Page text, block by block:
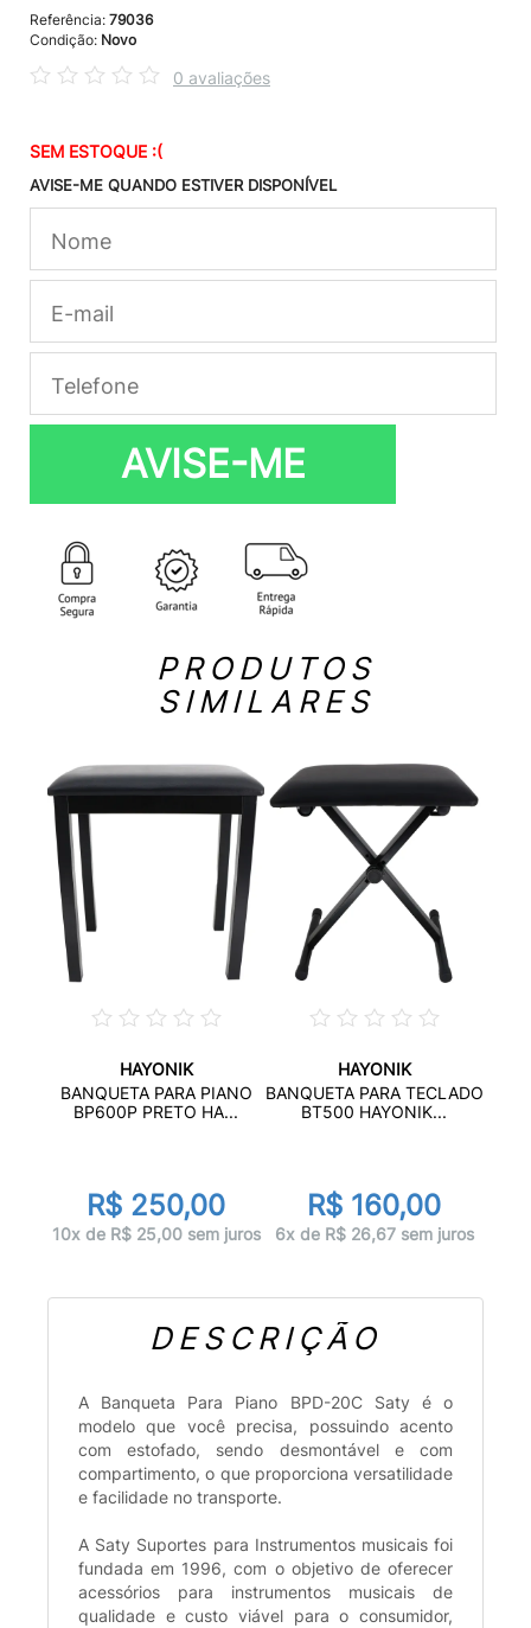
Referência: 79036
Condição: Novo
0 avaliações
SEM ESTOQUE :(
AVISE-ME QUANDO ESTIVER DISPONÍVEL
AVISE-ME
PRODUTOS
SIMILARES
HAYONIK
BANQUETA PARA PIANO
BP600P PRETO HA...
R$ 250,00
10x de R$ 25,00 sem juros
HAYONIK
BANQUETA PARA TECLADO
BT500 HAYONIK...
R$ 160,00
6x de R$ 26,67 sem juros
DESCRIÇÃO
A Banqueta Para Piano BPD-20C Saty é o
modelo que você precisa, possuindo acento
com estofado, sendo desmontável e com
compartimento, o que proporciona versatilidade
e facilidade no transporte.
A Saty Suportes para Instrumentos musicais foi
fundada em 1996, com o objetivo de oferecer
acessórios para instrumentos musicais de
qualidade e custo viável para o consumidor,